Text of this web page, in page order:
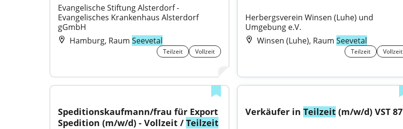
Evangelische Stiftung Alsterdorf -
Evangelisches Krankenhaus Alsterdorf
gGmbH
Hamburg, Raum Seevetal
Teilzeit Vollzeit
Herbergsverein Winsen (Luhe) und
Umgebung e.V.
Winsen (Luhe), RaumSeevetal
Teilzeit Vollzeit
Speditionskaufmann/frau für Export
Spedition (m/w/d) - Vollzeit / Teilzeit
Verkäufer in Teilzeit (m/w/d) VST 87